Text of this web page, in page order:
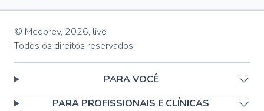
© Medprev, 2026, live
Todos os direitos reservados
PARA VOCÊ
PARA PROFISSIONAIS E CLÍNICAS